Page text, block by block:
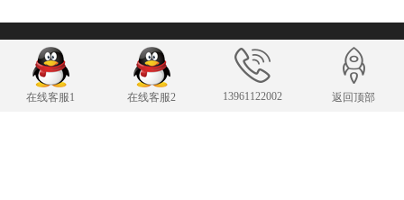
联系我们
在线客服1 在线客服2 13961122002 返回顶部